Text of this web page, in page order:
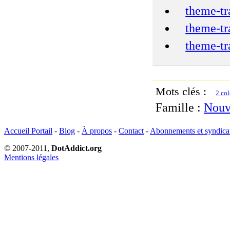
theme-
theme-
theme-
Mots clés : 2
Famille :
Accueil Portail - Blog - À propos - Contact-Abonnements et
© 2007-2011, DotAddict.org
Mentions légales